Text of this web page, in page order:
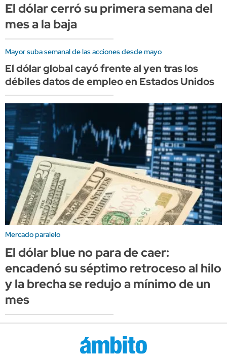
El dólar cerró su primera semana del
mes a la baja
Mayor suba semanal de las acciones desde mayo
El dólar global cayó frente al yen tras los
débiles datos de empleo en Estados Unidos
Mercado paralelo
El dólar blue no para de caer:
encadenó su séptimo retroceso al hilo
y la brecha se redujo a mínimo de un
mes